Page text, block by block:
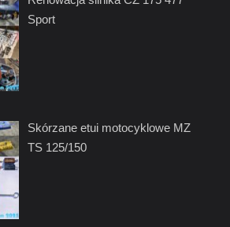
Sport
Skórzane etui motocyklowe MZ
TS 125/150